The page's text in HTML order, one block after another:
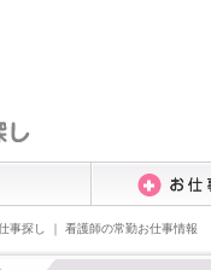
事探し ｜ 看護師の常勤お仕事情報